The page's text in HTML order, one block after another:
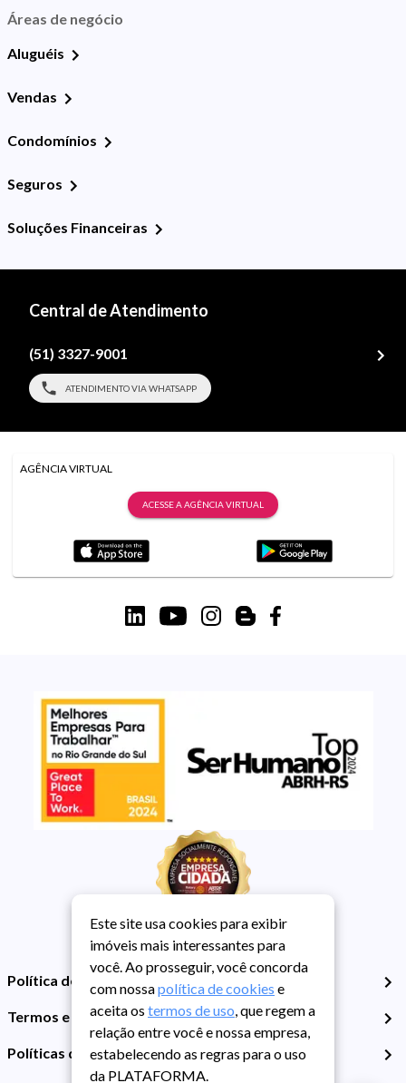
Áreas de negócio
Aluguéis
Vendas
Condomínios
Seguros
Soluções Financeiras
Central de Atendimento
(51) 3327-9001
ATENDIMENTO VIA WHATSAPP
AGÊNCIA VIRTUAL
ACESSE A AGÊNCIA VIRTUAL
Política de Privacidade
Termos e Condições de Uso
Políticas de Cookies
Este site usa cookies para exibir
imóveis mais interessantes para
você. Ao prosseguir, você concorda
com nossapolítica de cookies e
aceita os termos de uso, que regem a
relação entre você e nossa empresa,
estabelecendo as regras para o uso
da PLATAFORMA.